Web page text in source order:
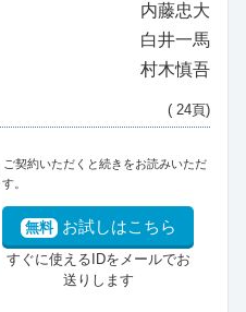
内藤忠大
白井一馬
村木慎吾
( 24頁)
契約いただくと続きをお読みいただ
。
無料 お試しはこちら
すぐに使えるIDをメールでお
送りします